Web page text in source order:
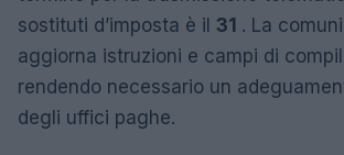
sostituti d’imposta è il 31 . La
aggiorna istruzioni e campi di
rendendo necessario un
degli uffici paghe.